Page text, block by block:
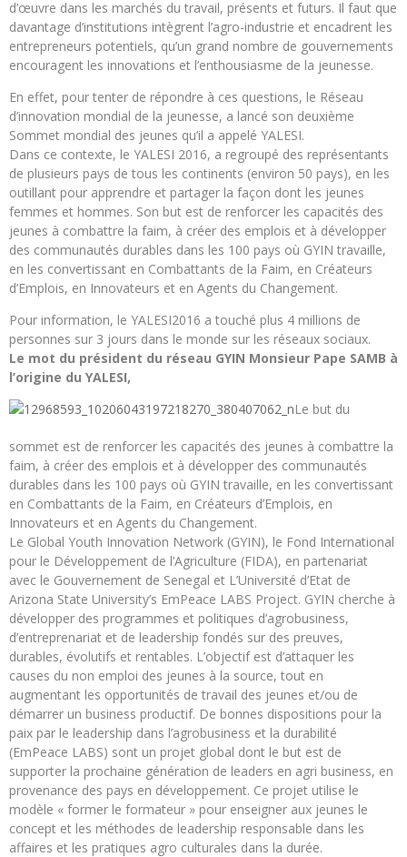
d’œuvre dans les marchés du travail, présents et futurs. Il faut que
davantage d’institutions intègrent l’agro-industrie et encadrent les
entrepreneurs potentiels, qu’un grand nombre de gouvernements
encouragent les innovations et l’enthousiasme de la jeunesse.
En effet, pour tenter de répondre à ces questions, le Réseau
d’innovation mondial de la jeunesse, a lancé son deuxième
Sommet mondial des jeunes qu’il a appelé YALESI.
Dans ce contexte, le YALESI 2016, a regroupé des représentants
de plusieurs pays de tous les continents (environ 50 pays), en les
outillant pour apprendre et partager la façon dont les jeunes
femmes et hommes. Son but est de renforcer les capacités des
jeunes à combattre la faim, à créer des emplois et à développer
des communautés durables dans les 100 pays où GYIN travaille,
en les convertissant en Combattants de la Faim, en Créateurs
d’Emplois, en Innovateurs et en Agents du Changement.
Pour information, le YALESI2016 a touché plus 4 millions de
personnes sur 3 jours dans le monde sur les réseaux sociaux.
Le mot du président du réseau GYIN Monsieur Pape SAMB à
l’origine du YALESI,
Le but du
sommet est de renforcer les capacités des jeunes à combattre la
faim, à créer des emplois et à développer des communautés
durables dans les 100 pays où GYIN travaille, en les convertissant
en Combattants de la Faim, en Créateurs d’Emplois, en
Innovateurs et en Agents du Changement.
Le Global Youth Innovation Network (GYIN), le Fond International
pour le Développement de l’Agriculture (FIDA), en partenariat
avec le Gouvernement de Senegal et L’Université d’Etat de
Arizona State University’s EmPeace LABS Project. GYIN cherche à
développer des programmes et politiques d’agrobusiness,
d’entreprenariat et de leadership fondés sur des preuves,
durables, évolutifs et rentables. L’objectif est d’attaquer les
causes du non emploi des jeunes à la source, tout en
augmentant les opportunités de travail des jeunes et/ou de
démarrer un business productif. De bonnes dispositions pour la
paix par le leadership dans l’agrobusiness et la durabilité
(EmPeace LABS) sont un projet global dont le but est de
supporter la prochaine génération de leaders en agri business, en
provenance des pays en développement. Ce projet utilise le
modèle « former le formateur » pour enseigner aux jeunes le
concept et les méthodes de leadership responsable dans les
affaires et les pratiques agro culturales dans la durée.